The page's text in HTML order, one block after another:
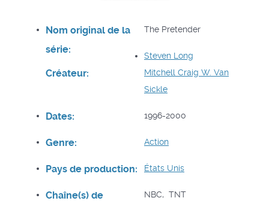
Nom original de la
série:
The Pretender
Créateur:
Steven Long
Mitchell Craig W. Van
Sickle
Dates: 1996-2000
Genre: Action
Pays de production: États Unis
Chaîne(s) de
NBC, TNT